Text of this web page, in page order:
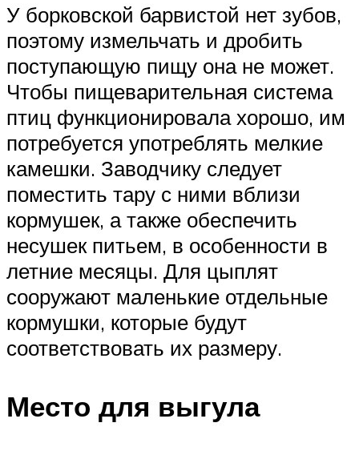
У борковской барвистой нет зубов,
поэтому измельчать и дробить
поступающую пищу она не может.
Чтобы пищеварительная система
птиц функционировала хорошо, им
потребуется употреблять мелкие
камешки. Заводчику следует
поместить тару с ними вблизи
кормушек, а также обеспечить
несушек питьем, в особенности в
летние месяцы. Для цыплят
сооружают маленькие отдельные
кормушки, которые будут
соответствовать их размеру.
Место для выгула